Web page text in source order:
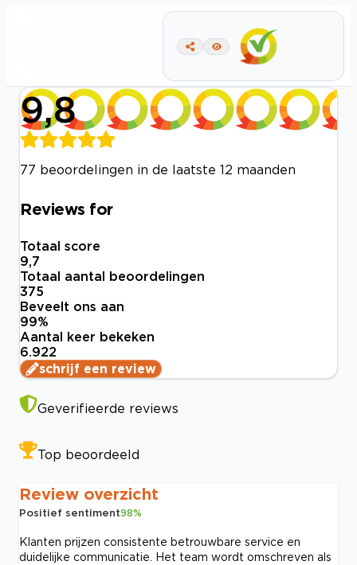
9,8
77 beoordelingen in de laatste 12 maanden
Reviews for
Totaal score
9,7
Totaal aantal beoordelingen
375
Beveelt ons aan
99%
Aantal keer bekeken
6.922
schrijf een review
Geverifieerde reviews
Top beoordeeld
Review overzicht
Positief sentiment98%
Klanten prijzen consistente betrouwbare service en
duidelijke communicatie. Het team wordt omschreven als